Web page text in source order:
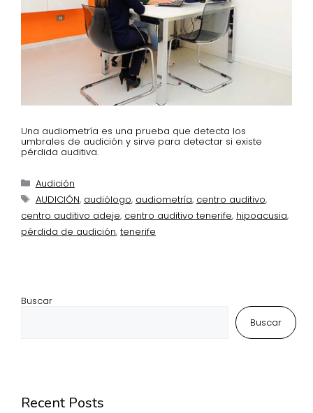
Una audiometría es una prueba que detecta los
umbrales de audición y sirve para detectar si existe
pérdida auditiva.
Audición
AUDICIÓN, audiólogo, audiometría, centro auditivo,
centro auditivo adeje, centro auditivo tenerife, hipoacusia,
pérdida de audición, tenerife
Buscar
Buscar
Recent Posts